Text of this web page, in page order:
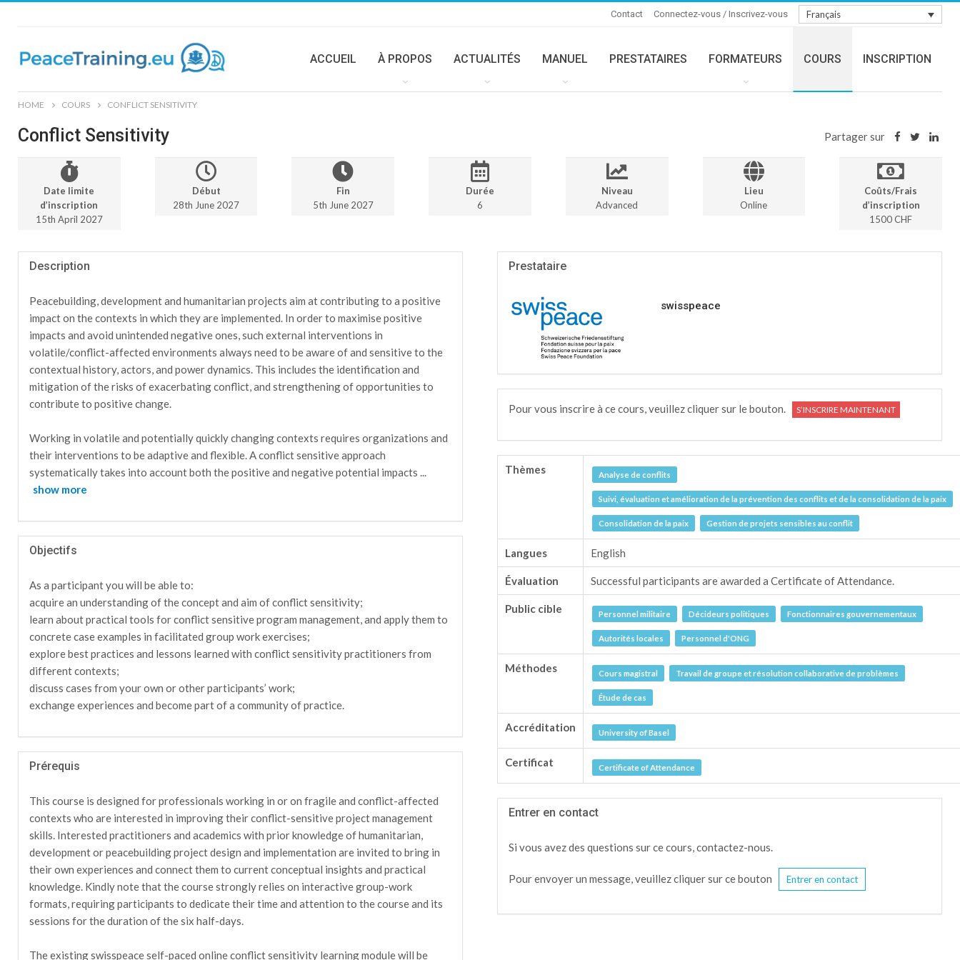
Français
Connectez-vous / Inscrivez-vous
Contact
ACCUEIL À PROPOS ACTUALITÉS MANUEL PRESTATAIRES FORMATEURS COURS INSCRIPTION
HOME COURS CONFLICT SENSITIVITY
Conflict Sensitivity Partager sur
Date limite
d’inscription
15th April 2027
Début
28th June 2027
Fin
5th June 2027
Durée
6
Niveau
Advanced
Lieu
Online
Coûts/Frais
d’inscription
1500 CHF
Description
Peacebuilding, development and humanitarian projects aim at contributing to a positive
impact on the contexts in which they are implemented. In order to maximise positive
impacts and avoid unintended negative ones, such external interventions in
volatile/conflict-affected environments always need to be aware of and sensitive to the
contextual history, actors, and power dynamics. This includes the identification and
mitigation of the risks of exacerbating conflict, and strengthening of opportunities to
contribute to positive change.
Working in volatile and potentially quickly changing contexts requires organizations and
their interventions to be adaptive and flexible. A conflict sensitive approach
systematically takes into account both the positive and negative potential impacts ...
show more
Objectifs
As a participant you will be able to:
acquire an understanding of the concept and aim of conflict sensitivity;
learn about practical tools for conflict sensitive program management, and apply them to
concrete case examples in facilitated group work exercises;
explore best practices and lessons learned with conflict sensitivity practitioners from
different contexts;
discuss cases from your own or other participants’ work;
exchange experiences and become part of a community of practice.
Prérequis
This course is designed for professionals working in or on fragile and conflict-affected
contexts who are interested in improving their conflict-sensitive project management
skills. Interested practitioners and academics with prior knowledge of humanitarian,
development or peacebuilding project design and implementation are invited to bring in
their own experiences and connect them to current conceptual insights and practical
knowledge. Kindly note that the course strongly relies on interactive group-work
formats, requiring participants to dedicate their time and attention to the course and its
sessions for the duration of the six half-days.
The existing swisspeace self-paced online conflict sensitivity learning module will be
Prestataire
swisspeace
Pour vous inscrire à ce cours, veuillez cliquer sur le bouton. S’INSCRIRE MAINTENANT
Thèmes Analyse de conflits
Suivi, évaluation et amélioration de la prévention des conflits et de la consolidation de la paix
Consolidation de la paix Gestion de projets sensibles au conflit
Langues English
Évaluation Successful participants are awarded a Certificate of Attendance.
Public cible Personnel militaire Décideurs politiques Fonctionnaires gouvernementaux
Autorités locales Personnel d'ONG
Méthodes Cours magistral Travail de groupe et résolution collaborative de problèmes
Étude de cas
Accréditation University of Basel
Certificat Certificate of Attendance
Entrer en contact
Si vous avez des questions sur ce cours, contactez-nous.
Pour envoyer un message, veuillez cliquer sur ce bouton Entrer en contact